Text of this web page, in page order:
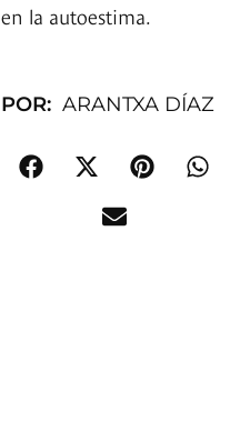
en la autoestima.
POR: ARANTXA DÍAZ